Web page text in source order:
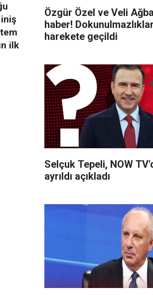
ilk
Özgür Özel ve Veli
haber!
harekete geçildi
Selçuk Tepeli, NOW
ayrıldı açıkladı